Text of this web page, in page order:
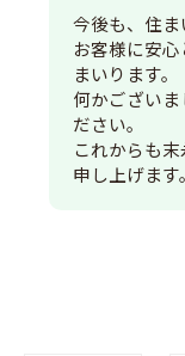
今後も、住ま
お客様に安
まいります。
何かござい
ださい。
これからも
申し上げます。